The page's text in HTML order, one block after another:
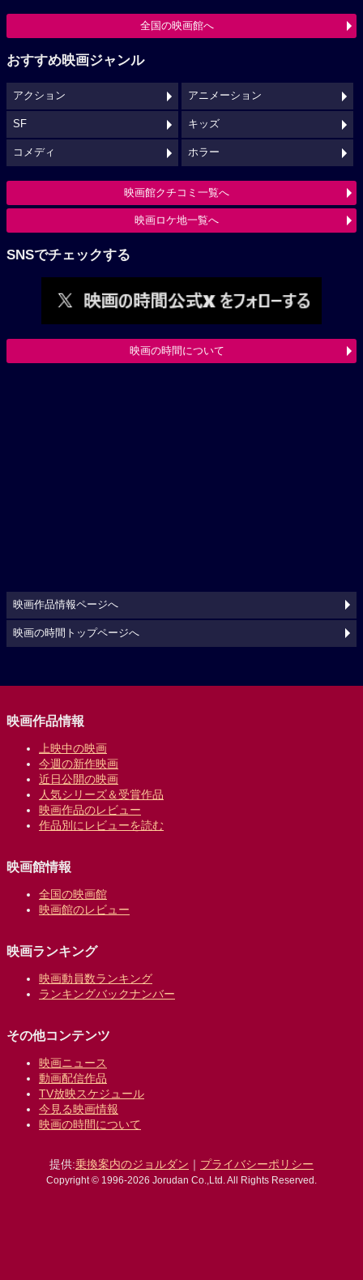
全国の映画館へ
おすすめ映画ジャンル
アクション アニメーション
SF キッズ
コメディ ホラー
映画館クチコミ一覧へ
映画ロケ地一覧へ
SNSでチェックする
映画の時間について
映画作品情報ページへ
映画の時間トップページへ
映画作品情報
上映中の映画
今週の新作映画
近日公開の映画
人気シリーズ＆受賞作品
映画作品のレビュー
作品別にレビューを読む
映画館情報
全国の映画館
映画館のレビュー
映画ランキング
映画動員数ランキング
ランキングバックナンバー
その他コンテンツ
映画ニュース
動画配信作品
TV放映スケジュール
今見る映画情報
映画の時間について
提供:乗換案内のジョルダン ｜ プライバシーポリシー
Copyright © 1996-2026 Jorudan Co.,Ltd. All Rights Reserved.